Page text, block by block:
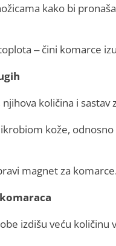
kako bi
– čini komarce
količina i sastav
kože,
magnet za
izdišu veću